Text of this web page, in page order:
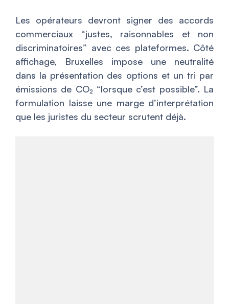
Les opérateurs devront signer des accords
commerciaux “justes, raisonnables et non
discriminatoires” avec ces plateformes. Côté
affichage, Bruxelles impose une neutralité
dans la présentation des options et un tri par
émissions de CO₂ “lorsque c’est possible”. La
formulation laisse une marge d’interprétation
que les juristes du secteur scrutent déjà.